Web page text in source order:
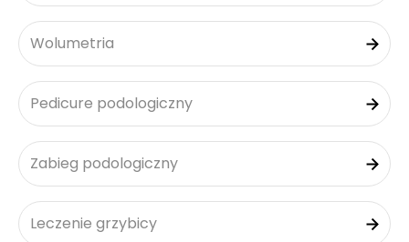
Wolumetria
Pedicure podologiczny
Zabieg podologiczny
Leczenie grzybicy